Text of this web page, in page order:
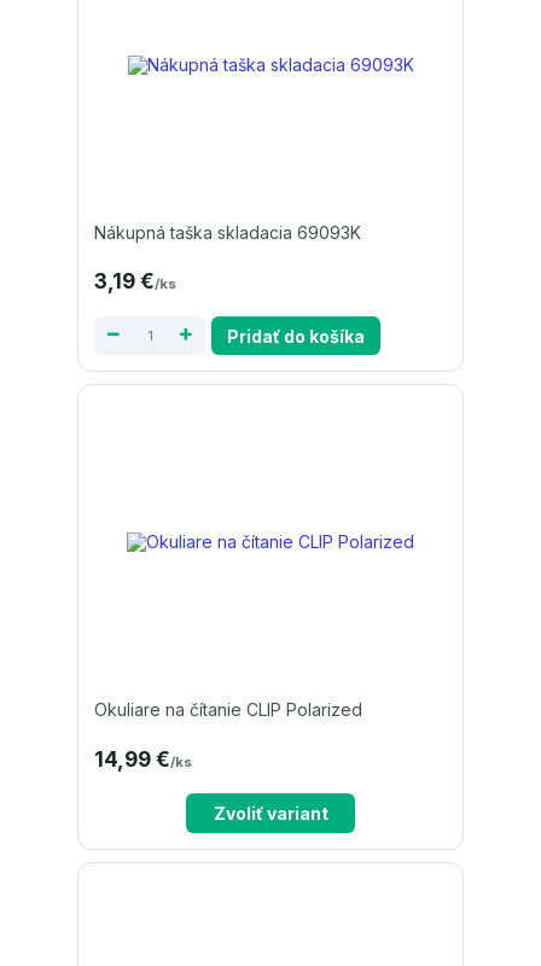
Nákupná taška skladacia 69093K
3,19 €/ks
Pridať do košíka
Okuliare na čítanie CLIP Polarized
14,99 €/ks
Zvoliť variant